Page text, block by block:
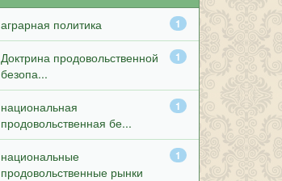
1
аграрная политика
1
Доктрина продовольственной
безопа...
1
национальная
продовольственная бе...
1
национальные
продовольственные рынки